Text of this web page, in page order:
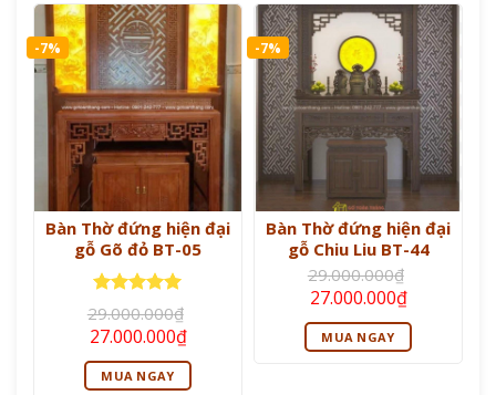
-7%
Bàn Thờ đứng hiện đại
gỗ Gõ đỏ BT-05
Được xếp
hạng55
sao
29.000.000₫
Giá
gốc
là:
29.000.000₫.
27.000.000₫Giá
hiện
tại
là:
MUA NGAY
-7%
Bàn Thờ đứng hiện đại
gỗ Chiu Liu BT-44
29.000.000₫
Giá
gốc
là:
29.000.000₫.
27.000.000₫Giá
hiện
tại
là:
MUA NGAY